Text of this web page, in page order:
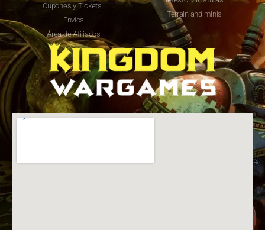
Cupones y Tickets
Envíos
Área de Afiliados
Terrain and minis